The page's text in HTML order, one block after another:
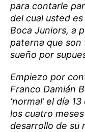
para contarle
del cual usted
Boca Juniors, a
paterna que son
sueño por
Empiezo por
Franco Damián
‘normal’ el día
los cuatro
desarrollo de su